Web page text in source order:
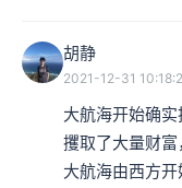
胡静
2021-12-31
大航海开始确
攫取了大量财
大航海由西方开